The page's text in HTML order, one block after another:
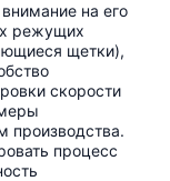
на его
режущих
щетки),
скорости
производства.
процесс